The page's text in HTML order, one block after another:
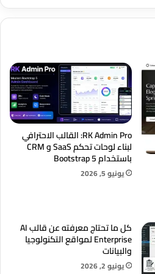
RK Admin Pro: القالب الاحترافي
لبناء لوحات تحكم SaaS و CRM
باستخدام Bootstrap 5
يونيو 5, 2026
كل ما تحتاج معرفته عن قالب AI
Enterprise لمواقع التكنولوجيا
والبيانات
يونيو 2, 2026